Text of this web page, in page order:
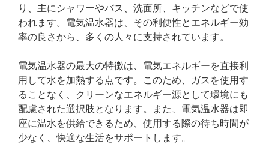
り、主にシャワーやバス、洗面所、キッチンなどで使
われます。電気温水器は、その利便性とエネルギー効
率の良さから、多くの人々に支持されています。
電気温水器の最大の特徴は、電気エネルギーを直接利
用して水を加熱する点です。このため、ガスを使用す
ることなく、クリーンなエネルギー源として環境にも
配慮された選択肢となります。また、電気温水器は即
座に温水を供給できるため、使用する際の待ち時間が
少なく、快適な生活をサポートします。